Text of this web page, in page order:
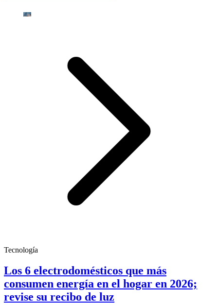
Tecnología
Los 6 electrodomésticos que más
consumen energía en el hogar en 2026;
revise su recibo de luz